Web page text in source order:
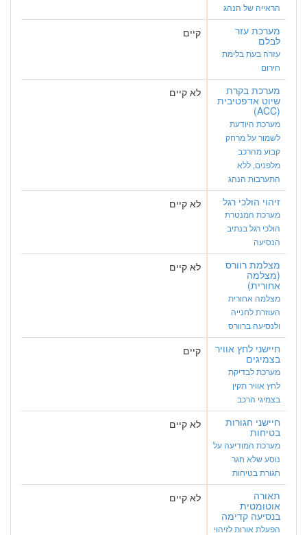
הראייה של הנהג
מערכת עזר
לבלם
עזרה בעת בלימת
חירום
קיים
מערכת בקרת
שיוט אדפטיבית
(ACC)
מערכת היודעת
לשמור על מרחק
קבוע מהרכב
מלפנים, ללא
התערבות הנהג
לא קיים
זיהוי הולכי רגל
מערכת המנטרת
הולכי רגל בנתיב
הנסיעה
לא קיים
מצלמת רוורס
(מצלמה
אחורית)
מצלמה אחורית
העוזרת לחנייה
ולנסיעה ברוורס
לא קיים
חיישני לחץ אוויר
בצמיגים
מערכת לבדיקת
לחץ אוויר תקין
בצמיגי הרכב
קיים
חיישני חגורות
בטיחות
מערכת המודיעה על
נוסע שלא חגר
חגורת בטיחות
לא קיים
תאורה
אוטומטית
בנסיעה קדימה
הפעלת אורות לזיהוי
לא קיים